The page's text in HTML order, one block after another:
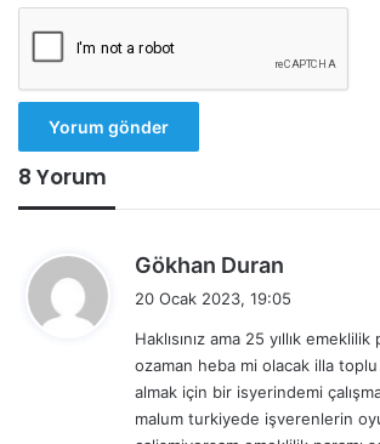
8 Yorum
Gökhan Duran
i
k
i
:
20 Ocak 2023, 19:05
Haklısınız ama 25 yıllık
ozaman heba mi olacak illa
almak için bir isyerindemi
malum turkiyede işverenlerin